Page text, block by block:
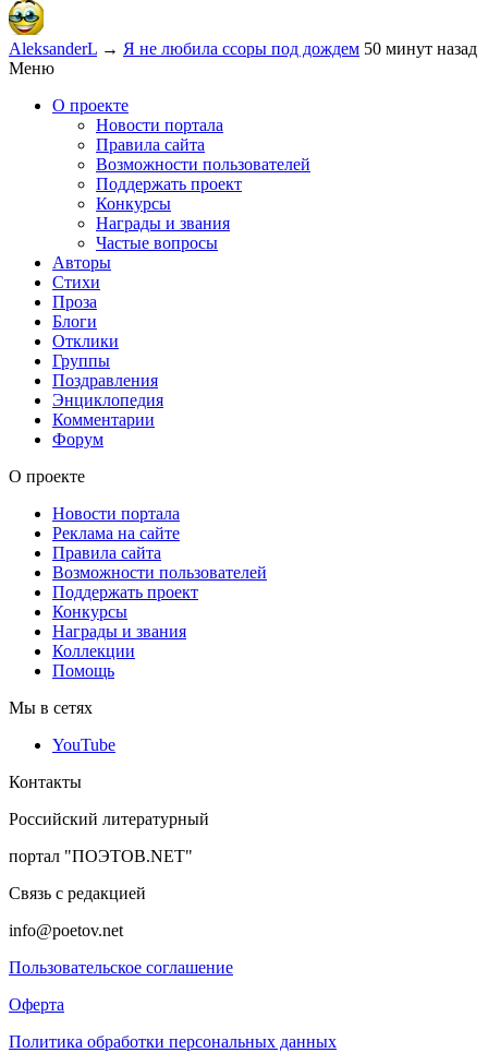
AleksanderL → Я не любила ссоры под дождем 50 минут назад
Меню
О проекте
Новости портала
Правила сайта
Возможности пользователей
Поддержать проект
Конкурсы
Награды и звания
Частые вопросы
Авторы
Стихи
Проза
Блоги
Отклики
Группы
Поздравления
Энциклопедия
Комментарии
Форум
О проекте
Новости портала
Реклама на сайте
Правила сайта
Возможности пользователей
Поддержать проект
Конкурсы
Награды и звания
Коллекции
Помощь
Мы в сетях
YouTube
Контакты
Российский литературный
портал "ПОЭТОВ.NET"
Связь с редакцией
info@poetov.net
Пользовательское соглашение
Оферта
Политика обработки персональных данных